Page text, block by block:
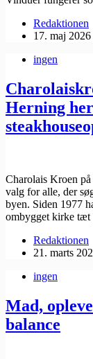
Redaktionen
17. maj 2026
ingen
Herning
Charolais Kroen
valg for alle, der
byen. Siden 1977
ombygget kirke tæt
Redaktionen
21. marts
ingen
Mad,
balance